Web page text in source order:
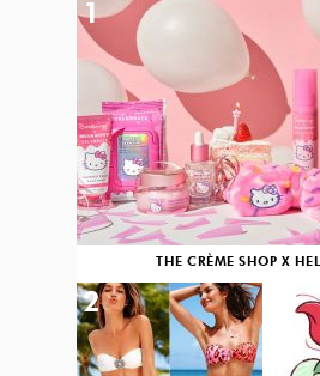
THE CRÈME SHOP X
1
2 3